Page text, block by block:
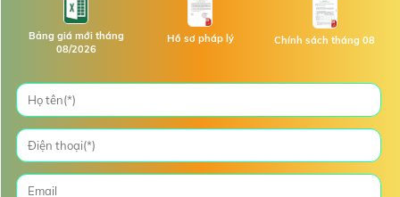
Bảng giá mới tháng
08/2026
Hồ sơ pháp lý Chính sách tháng 08